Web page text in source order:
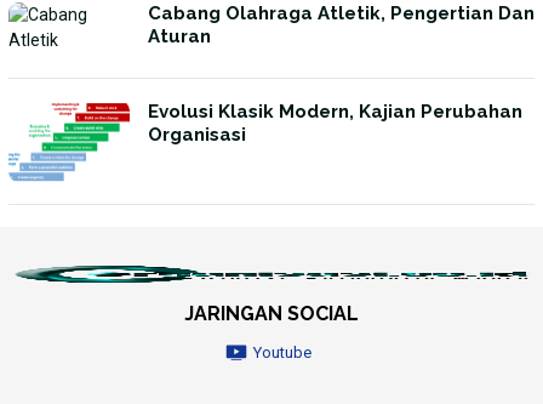
Cabang Olahraga Atletik, Pengertian Dan
Aturan
Evolusi Klasik Modern, Kajian Perubahan
Organisasi
JARINGAN SOCIAL
Youtube